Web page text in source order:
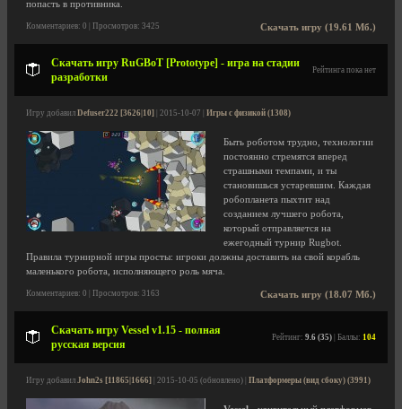
попасть в противника.
Скачать игру (19.61 Мб.)
Комментариев: 0 | Просмотров: 3425
Скачать игру RuGBoT [Prototype] - игра на стадии
разработки
Рейтинга пока нет
Игру добавил Defuser222 [3626|10] | 2015-10-07 | Игры с физикой (1308)
Быть роботом трудно, технологии
постоянно стремятся вперед
страшными темпами, и ты
становишься устаревшим. Каждая
робопланета пыхтит над
созданием лучшего робота,
который отправляется на
ежегодный турнир Rugbot.
Правила турнирной игры просты: игроки должны доставить на свой корабль
маленького робота, исполняющего роль мяча.
Скачать игру (18.07 Мб.)
Комментариев: 0 | Просмотров: 3163
Скачать игру Vessel v1.15 - полная
русская версия
Рейтинг: 9.6 (35) | Баллы: 104
Игру добавил John2s [11865|1666] | 2015-10-05 (обновлено) | Платформеры (вид сбоку) (3991)